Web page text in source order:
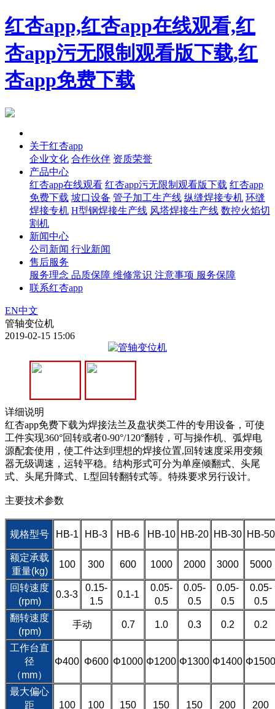
红杏app,红杏app在线观看,红
杏app污无限制观看版下载,红
杏app免费下载
关于红杏app
企业文化 合作伙伴 资质荣誉
产品中心
红杏app在线观看 红杏app污无限制观看版下载 红杏app
免费下载 坡口设备 管子加工生产线 纵缝焊接专机 环缝
焊接专机 H型钢焊接生产线 风塔焊接生产线 数控火焰切
割机
新闻中心
公司新闻 行业新闻
售后服务
服务理念 品质保障 维修常识 注意事项 服务保障
联系红杏app
EN中文
管轴变位机
2019-02-15 15:06
详细说明
红杏app免费下载为焊接法兰及盘状类工件的专用设备，可使
工件实现360°回转或者0-90°/120°翻转，可与操作机、弧焊电
源配套使用，使工件达到理想的焊接位置,回转速度采用变频
器无级调速，运转平稳。结构形式可分为单座倾翻式、头尾
式、头尾升降式、L型回转翻转式等。特殊要求另行设计。
主要技术参数
规格型号 HB-1 HB-3 HB-6 HB-10 HB-20 HB-30 HB-50
额定承载
重量(kg)
100 300 600 1000 2000 3000 5000
回转速度
(rpm)
0.3-3
0.15-
1.5
0.1-1
0.05-
0.5
0.05-
0.5
0.05-
0.5
0.05-
0.5
翻转速度
(rpm)
手动 0.7 1.0 0.3 0.2 0.2
工作台直
径
（mm）
Φ400 Φ600 Φ1000 Φ1200 Φ1300 Φ1400 Φ1500
最大偏心
距
100 100 150 150 150 200 200